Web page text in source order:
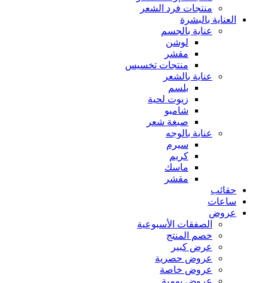
منتجات فرد الشعر
العناية بالبشرة
عناية بالجسم
لوشن
مقشر
منتجات تخسيس
عناية بالشعر
بلسم
زيوت لحية
شامبو
صبغة شعر
عناية بالوجه
سيرم
كريم
ماسك
مقشر
حقائب
ساعات
عروض
الصفقات الأسبوعية
خصم المنتج
عرض كبير
عروض حصرية
عروض خاصة
عروض يومية